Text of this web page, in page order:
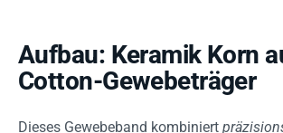
Aufbau: Keramik Korn
Cotton-Gewebeträger
Dieses Gewebeband kombiniert